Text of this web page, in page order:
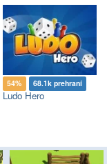
54% 68.1k prehraní
Ludo Hero